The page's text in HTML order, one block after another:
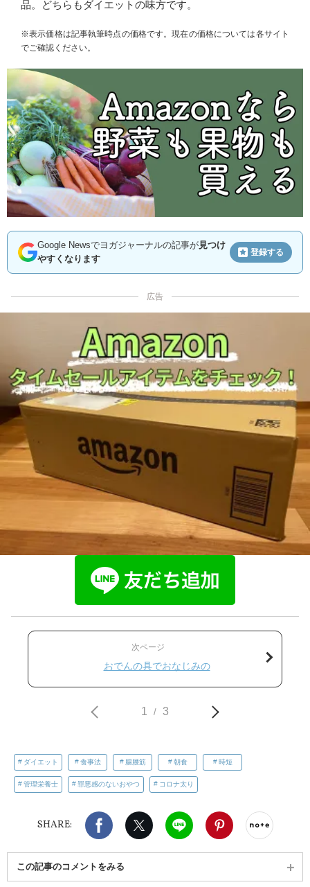
品。どちらもダイエットの味方です。
※表示価格は記事執筆時点の価格です。現在の価格については各サイト
でご確認ください。
Google Newsでヨガジャーナルの記事が見つけ
やすくなります
登録する
広告
次ページ
おでんの具でおなじみの
1 / 3
ダイエット 食事法 腸腰筋 朝食 時短
管理栄養士 罪悪感のないおやつ コロナ太り
SHARE:
Facebook X（旧twitter）
LINE Pinterest
この記事のコメントをみる